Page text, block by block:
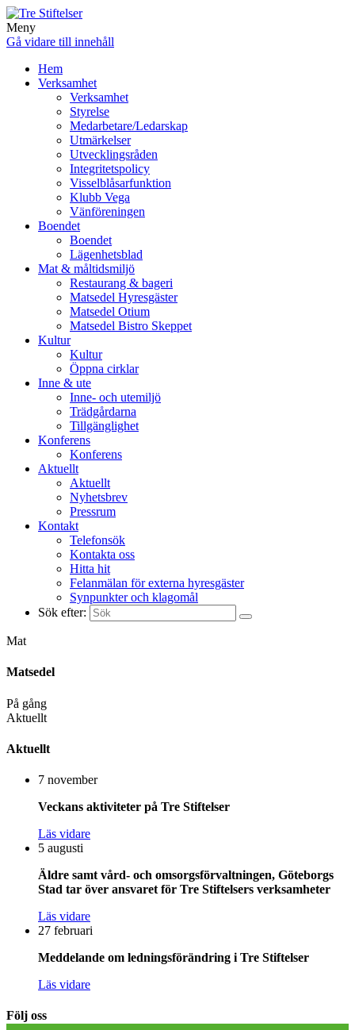
Meny
Gå vidare till innehåll
Hem
Verksamhet
Verksamhet
Styrelse
Medarbetare/Ledarskap
Utmärkelser
Utvecklingsråden
Integritetspolicy
Visselblåsarfunktion
Klubb Vega
Vänföreningen
Boendet
Boendet
Lägenhetsblad
Mat & måltidsmiljö
Restaurang & bageri
Matsedel Hyresgäster
Matsedel Otium
Matsedel Bistro Skeppet
Kultur
Kultur
Öppna cirklar
Inne & ute
Inne- och utemiljö
Trädgårdarna
Tillgänglighet
Konferens
Konferens
Aktuellt
Aktuellt
Nyhetsbrev
Pressrum
Kontakt
Telefonsök
Kontakta oss
Hitta hit
Felanmälan för externa hyresgäster
Synpunkter och klagomål
Sök efter:
Mat
Matsedel
På gång
Aktuellt
Aktuellt
7 november
Veckans aktiviteter på Tre Stiftelser
Läs vidare
5 augusti
Äldre samt vård- och omsorgsförvaltningen, Göteborgs
Stad tar över ansvaret för Tre Stiftelsers verksamheter
Läs vidare
27 februari
Meddelande om ledningsförändring i Tre Stiftelser
Läs vidare
Följ oss